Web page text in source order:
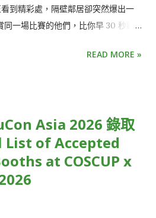
到精彩處，隔壁鄰居卻突然爆出一
一場比賽的他們，比你早 30 秒歡
電影被暴雷一樣，少了即時參與的驚
雖然從絕對時間來看，這些狀況都
感上，觀賞體驗卻大受影響，用
容再恰當不過。 使用直播串流時，
幾秒？原因正是「串流延遲」。 從
的時間差。 一般來說，有線電視直
READ MORE »
Asia 2026 錄取
List of Accepted
at COSCUP x